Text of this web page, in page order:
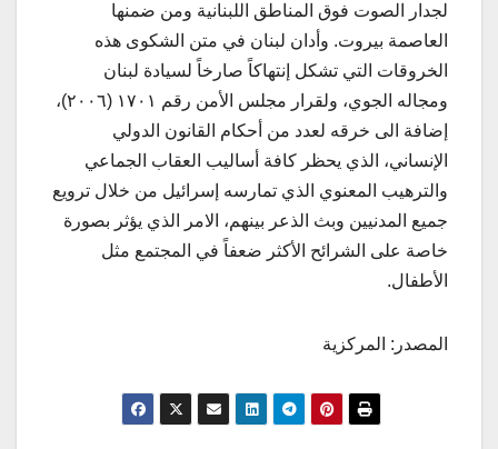
لجدار الصوت فوق المناطق اللبنانية ومن ضمنها
العاصمة بيروت. وأدان لبنان في متن الشكوى هذه
الخروقات التي تشكل إنتهاكاً صارخاً لسيادة لبنان
ومجاله الجوي، ولقرار مجلس الأمن رقم ١٧٠١ (٢٠٠٦)،
إضافة الى خرقه لعدد من أحكام القانون الدولي
الإنساني، الذي يحظر كافة أساليب العقاب الجماعي
والترهيب المعنوي الذي تمارسه إسرائيل من خلال ترويع
جميع المدنيين وبث الذعر بينهم، الامر الذي يؤثر بصورة
خاصة على الشرائح الأكثر ضعفاً في المجتمع مثل
الأطفال.
المصدر: المركزية